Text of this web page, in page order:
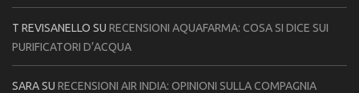
T REVISANELLO SU RECENSIONI AQUAFARMA: COSA SI DICE SUI
PURIFICATORI D’ACQUA
SARASU RECENSIONI AIR INDIA: OPINIONI SULLA COMPAGNIA